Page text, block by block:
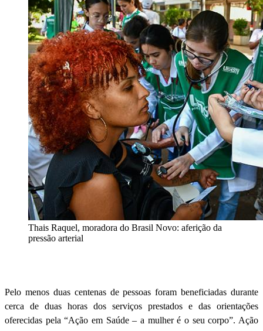
Thais Raquel, moradora do Brasil Novo: aferição da
pressão arterial
Pelo menos duas centenas de pessoas foram beneficiadas durante
cerca de duas horas dos serviços prestados e das orientações
oferecidas pela “Ação em Saúde – a mulher é o seu corpo”. Ação